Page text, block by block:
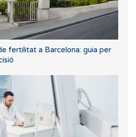
fertilitat a Barcelona: guia per